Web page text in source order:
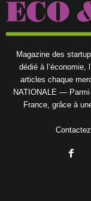
Magazine des
dédié à l’économie,
articles chaque
NATIONALE —
France, grâce à